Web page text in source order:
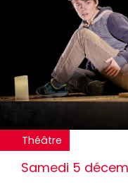
Théâtre
Samedi 5